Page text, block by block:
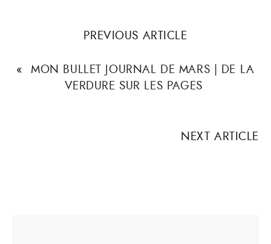
PREVIOUS ARTICLE
« MON BULLET JOURNAL DE MARS | DE LA
VERDURE SUR LES PAGES
NEXT ARTICLE